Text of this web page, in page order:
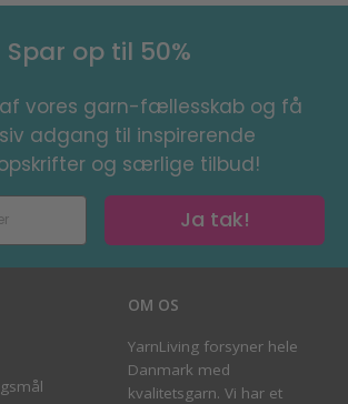
Spar op til 50%
af vores garn-fællesskab og få
adgang til inspirerende
og særlige tilbud!
Ja tak!
OM OS
YarnLiving forsyner hele
Danmark med
kvalitetsgarn. Vi har et